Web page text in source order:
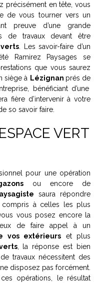
précisément en tête, vous
de vous tourner vers un
preuve d’une grande
de travaux devant être
. Les savoir-faire d’un
Ramirez Paysages se
que vous saurez
siège à Lézignan prés de
bénéficiant d’une
fière d’intervenir à votre
so savoir faire.
VERT
pour une opération
ou encore de
saura répondre
à celles les plus
vous posez encore la
de faire appel à un
vos extérieurs et plus
, la réponse est bien
travaux nécessitent des
disposez pas forcément.
opérations, le résultat